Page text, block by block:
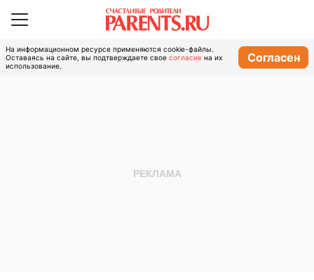
На информационном ресурсе применяются cookie-файлы.
Оставаясь на сайте, вы подтверждаете свое согласие на их
использование.
Согласен